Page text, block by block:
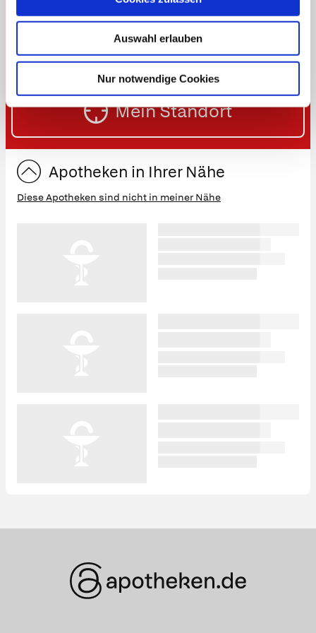
Auswahl erlauben
Nur notwendige Cookies
PLZ
Straße
eingeben:
Mein Standort
Apotheken in Ihrer Nähe
Diese Apotheken sind nicht in meiner Nähe